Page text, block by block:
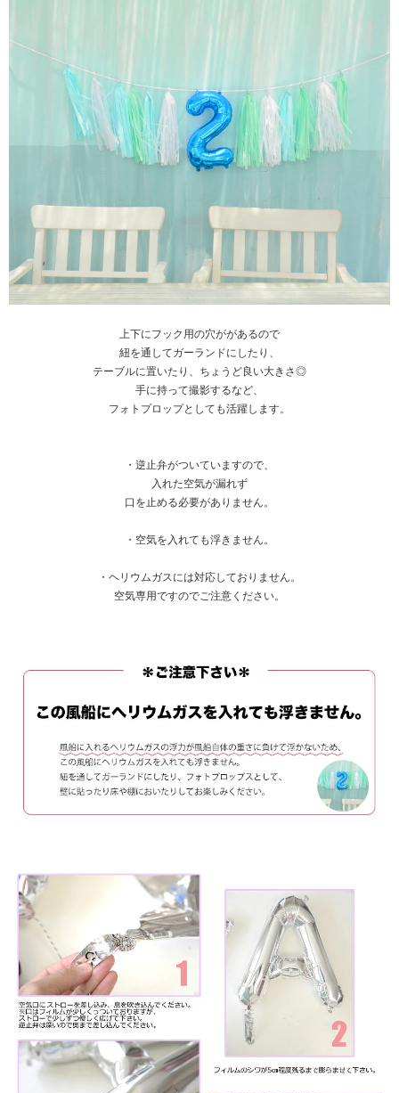
上下にフック用の穴ががあるので
紐を通してガーランドにしたり、
テーブルに置いたり、ちょうど良い大きさ◎
手に持って撮影するなど、
フォトプロップとしても活躍します。
・逆止弁がついていますので、
入れた空気が漏れず
口を止める必要がありません。
・空気を入れても浮きません。
・ヘリウムガスには対応しておりません。
空気専用ですのでご注意ください。